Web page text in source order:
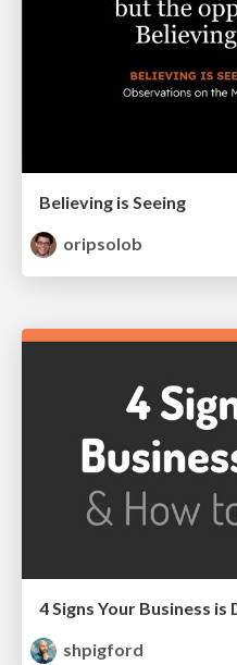
Believing is Seeing
oripsolob
4 Signs Your Business is
shpigford